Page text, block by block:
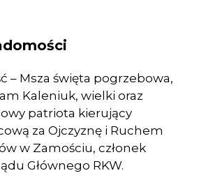
– Msza święta pogrzebowa,
Kaleniuk, wielki oraz
patriota kierujący
za Ojczyznę i Ruchem
w Zamościu, członek
Głównego RKW.